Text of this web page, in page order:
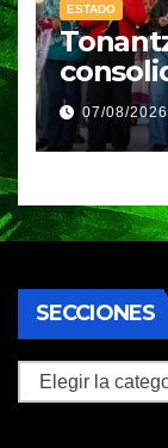
ESTADO
07/08/2026
SECCIONES
Secciones